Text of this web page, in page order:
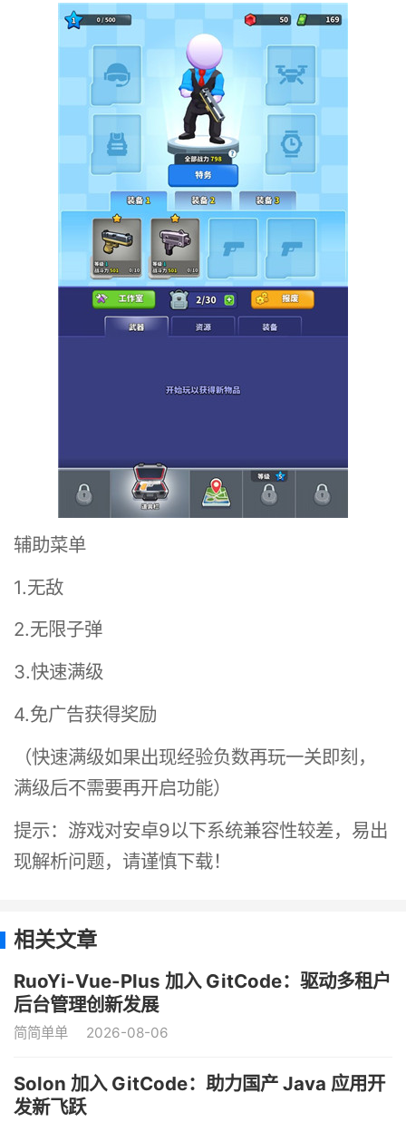
辅助菜单
1.无敌
2.无限子弹
3.快速满级
4.免广告获得奖励
（快速满级如果出现经验负数再玩一关即刻，
满级后不需要再开启功能）
提示：游戏对安卓9以下系统兼容性较差，易出
现解析问题，请谨慎下载！
相关文章
RuoYi-Vue-Plus 加入 GitCode：驱动多租户
后台管理创新发展
简简单单 2026-08-06
Solon 加入 GitCode：助力国产 Java 应用开
发新飞跃